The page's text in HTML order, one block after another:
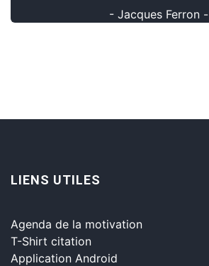
- Jacques Ferron -
LIENS UTILES
Agenda de la motivation
T-Shirt citation
Application Android